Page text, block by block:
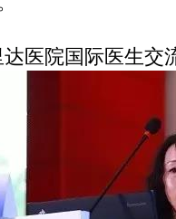
医院国际医生交